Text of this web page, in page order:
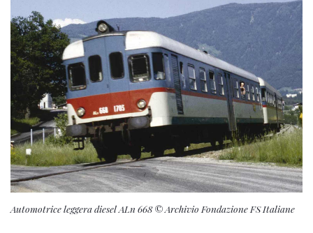
Automotrice leggera diesel ALn 668 © Archivio Fondazione FS Italiane